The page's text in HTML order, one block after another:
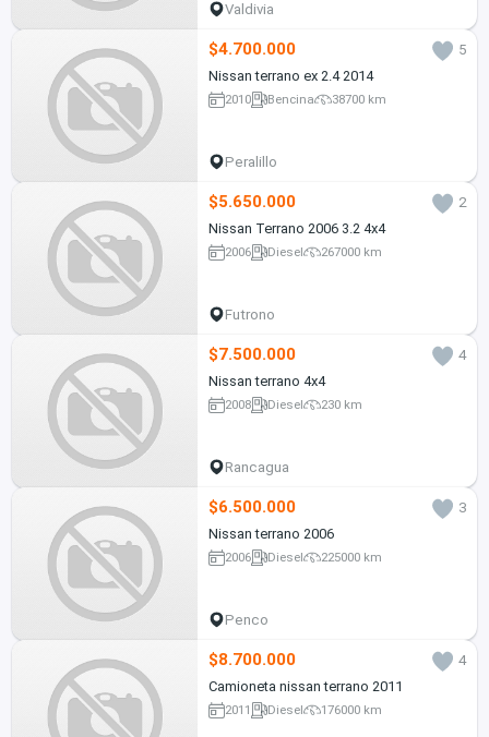
Valdivia
$4.700.000
5
Nissan terrano ex 2.4 2014
2010 Bencina 38700 km
Peralillo
$5.650.000
2
Nissan Terrano 2006 3.2 4x4
2006 Diesel 267000 km
Futrono
$7.500.000
4
Nissan terrano 4x4
2008 Diesel 230 km
Rancagua
$6.500.000
3
Nissan terrano 2006
2006 Diesel 225000 km
Penco
$8.700.000
4
Camioneta nissan terrano 2011
2011 Diesel 176000 km